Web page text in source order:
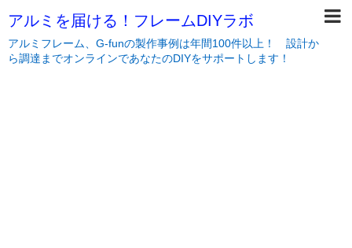
アルミを届ける！フレームDIYラボ
アルミフレーム、G-funの製作事例は年間100件以上！ 設計か
ら調達までオンラインであなたのDIYをサポートします！